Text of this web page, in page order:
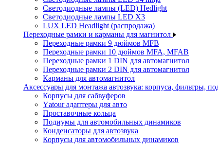
Светодиодные лампы (LED) Hedlight
Светодиодные лампы LED X3
LUX LED Headlight (распродажа)
Переходные рамки и карманы для магнитол
Переходные рамки 9 дюймов MFB
Переходные рамки 10 дюймов MFA, MFAB
Переходные рамки 1 DIN для автомагнитол
Переходные рамки 2 DIN для автомагнитол
Карманы для автомагнитол
Аксессуары для монтажа автозвука: корпуса, фильтры,
Корпусы для сабвуферов
Yаtour адаптеры для авто
Проставочные кольца
Подиумы для автомобильных динамиков
Конденсаторы для автозвука
Корпусы для автомобильных динамиков